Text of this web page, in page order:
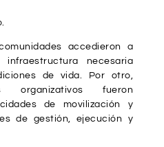
accedieron a
necesaria
de vida. Por otro,
organizativos fueron
de movilización y
de gestión, ejecución y